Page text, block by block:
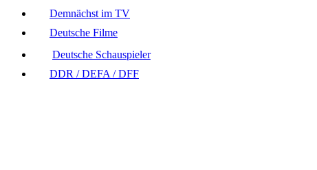
Demnächst im TV
Deutsche Filme
Deutsche Schauspieler
DDR / DEFA / DFF